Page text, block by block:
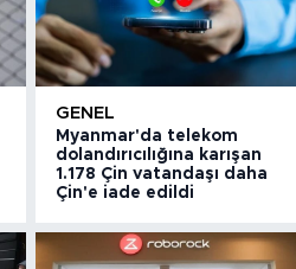
GENEL
Myanmar'da telekom
dolandırıcılığına karışan
1.178 Çin vatandaşı daha
Çin'e iade edildi